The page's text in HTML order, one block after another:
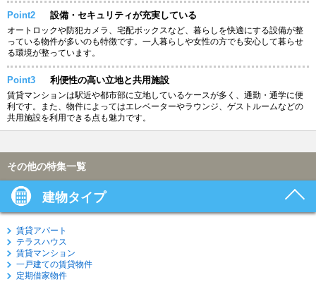
Point2 設備・セキュリティが充実している
オートロックや防犯カメラ、宅配ボックスなど、暮らしを快適にする設備が整
っている物件が多いのも特徴です。一人暮らしや女性の方でも安心して暮らせ
る環境が整っています。
Point3 利便性の高い立地と共用施設
賃貸マンションは駅近や都市部に立地しているケースが多く、通勤・通学に便
利です。また、物件によってはエレベーターやラウンジ、ゲストルームなどの
共用施設を利用できる点も魅力です。
その他の特集一覧
建物タイプ
賃貸アパート
テラスハウス
賃貸マンション
一戸建ての賃貸物件
定期借家物件